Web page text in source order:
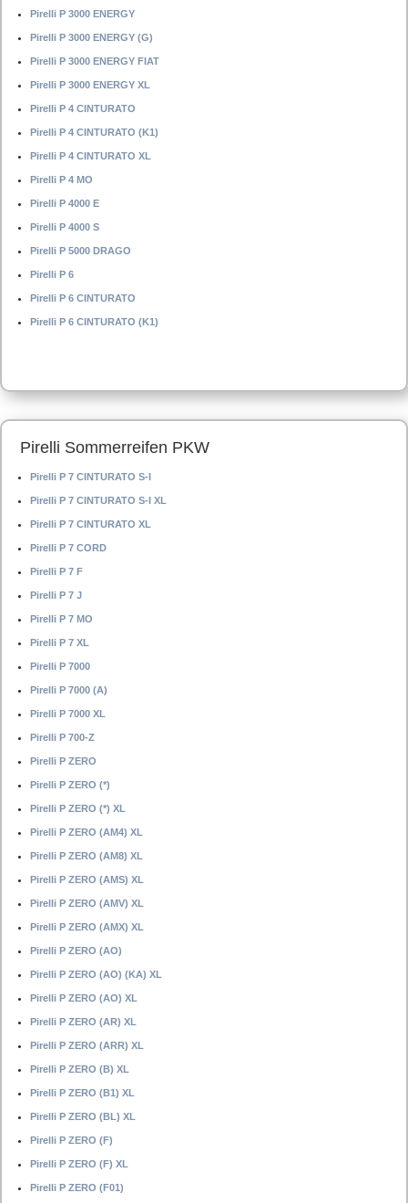
Pirelli P 3000 ENERGY
Pirelli P 3000 ENERGY (G)
Pirelli P 3000 ENERGY FIAT
Pirelli P 3000 ENERGY XL
Pirelli P 4 CINTURATO
Pirelli P 4 CINTURATO (K1)
Pirelli P 4 CINTURATO XL
Pirelli P 4 MO
Pirelli P 4000 E
Pirelli P 4000 S
Pirelli P 5000 DRAGO
Pirelli P 6
Pirelli P 6 CINTURATO
Pirelli P 6 CINTURATO (K1)
Pirelli Sommerreifen PKW
Pirelli P 7 CINTURATO S-I
Pirelli P 7 CINTURATO S-I XL
Pirelli P 7 CINTURATO XL
Pirelli P 7 CORD
Pirelli P 7 F
Pirelli P 7 J
Pirelli P 7 MO
Pirelli P 7 XL
Pirelli P 7000
Pirelli P 7000 (A)
Pirelli P 7000 XL
Pirelli P 700-Z
Pirelli P ZERO
Pirelli P ZERO (*)
Pirelli P ZERO (*) XL
Pirelli P ZERO (AM4) XL
Pirelli P ZERO (AM8) XL
Pirelli P ZERO (AMS) XL
Pirelli P ZERO (AMV) XL
Pirelli P ZERO (AMX) XL
Pirelli P ZERO (AO)
Pirelli P ZERO (AO) (KA) XL
Pirelli P ZERO (AO) XL
Pirelli P ZERO (AR) XL
Pirelli P ZERO (ARR) XL
Pirelli P ZERO (B) XL
Pirelli P ZERO (B1) XL
Pirelli P ZERO (BL) XL
Pirelli P ZERO (F)
Pirelli P ZERO (F) XL
Pirelli P ZERO (F01)